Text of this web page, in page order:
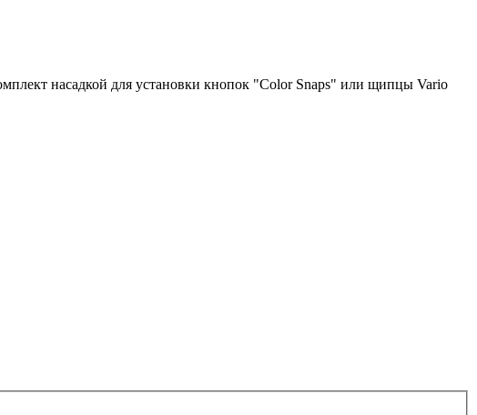
насадкой для установки кнопок "Color Snaps" или щипцы Vario